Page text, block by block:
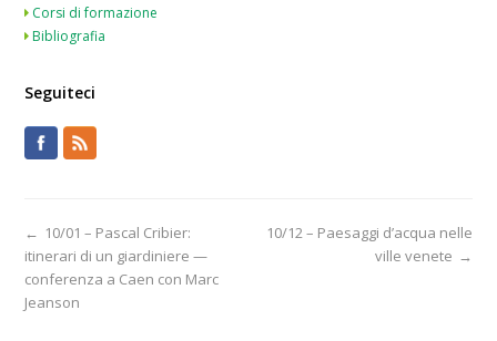
Corsi di formazione
Bibliografia
Seguiteci
10/12 – Paesaggi d’acqua nelle
ville venete →
← 10/01 – Pascal Cribier:
itinerari di un giardiniere —
conferenza a Caen con Marc
Jeanson